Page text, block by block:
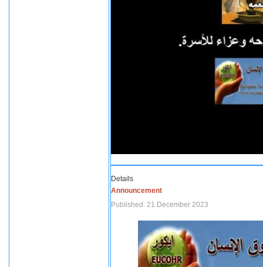
Details
Announcement
Published: 21 December 2023